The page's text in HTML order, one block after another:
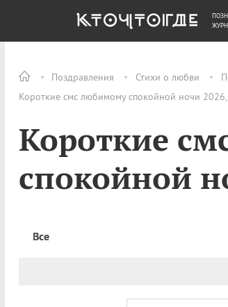
Поздравления Стихи о любви
Короткие смс любимому спокойной ночи
Короткие
спокойной
Все
ОБЩЕСТВО